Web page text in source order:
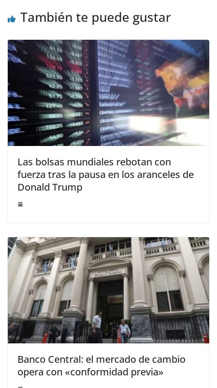
También te puede gustar
Las bolsas mundiales rebotan con
fuerza tras la pausa en los aranceles de
Donald Trump
Banco Central: el mercado de cambio
opera con «conformidad previa»